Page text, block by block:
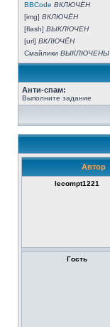
BBCode ВКЛЮЧЁН
[img] ВКЛЮЧЁН
[flash] ВЫКЛЮЧЕН
[url] ВКЛЮЧЁН
Смайлики ВЫКЛЮЧЕНЫ
Анти-спам:
Выполните задание
Автор
lecompt1221
Гость